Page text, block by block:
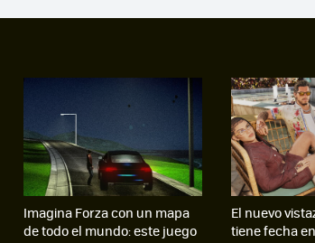
Imagina Forza con un mapa
de todo el mundo: este juego
El nuevo
tiene fecha